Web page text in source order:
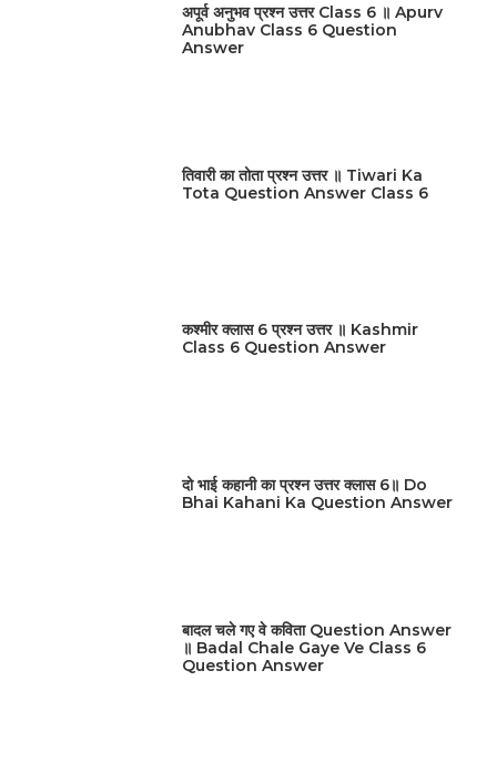
अपूर्व अनुभव प्रश्न उत्तर Class 6 ॥ Apurv
Anubhav Class 6 Question
Answer
तिवारी का तोता प्रश्न उत्तर ॥ Tiwari Ka
Tota Question Answer Class 6
कश्मीर क्लास 6 प्रश्न उत्तर ॥ Kashmir
Class 6 Question Answer
दो भाई कहानी का प्रश्न उत्तर क्लास 6॥ Do
Bhai Kahani Ka Question Answer
बादल चले गए वे कविता Question Answer
॥ Badal Chale Gaye Ve Class 6
Question Answer